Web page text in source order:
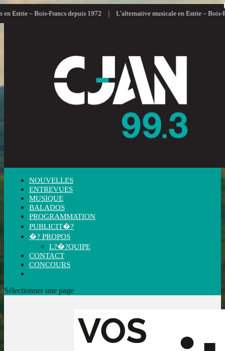
Estrie – Bois-Francs depuis 1972 | L’alternative musicale en Estrie – Bois-
NOUVELLES
ENTREVUES
MUSIQUE
BALADOS
PROGRAMMATION
PUBLICIT�?
�? PROPOS
L?�?QUIPE
CONTACT
CONCOURS
Sélectionner une page